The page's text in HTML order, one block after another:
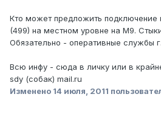
Кто может предложить
(499) на местном уровне на М9.
Обязательно - оперативные службы
Всю инфу - сюда в личку или в
sdy (собак) mail.ru
Изменено 14 июля, 2011